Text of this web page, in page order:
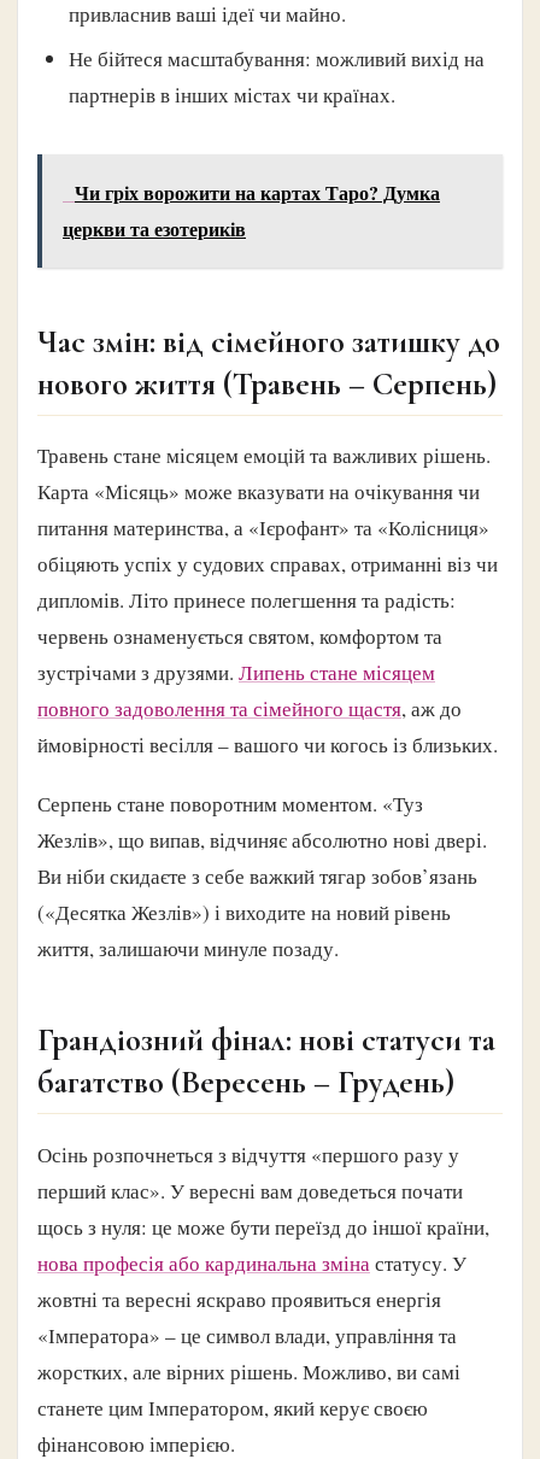
привласнив ваші ідеї чи майно.
Не бійтеся масштабування: можливий вихід на
партнерів в інших містах чи країнах.
Чи гріх ворожити на картах Таро? Думка
церкви та езотериків
Час змін: від сімейного затишку до
нового життя (Травень – Серпень)
Травень стане місяцем емоцій та важливих рішень.
Карта «Місяць» може вказувати на очікування чи
питання материнства, а «Ієрофант» та «Колісниця»
обіцяють успіх у судових справах, отриманні віз чи
дипломів. Літо принесе полегшення та радість:
червень ознаменується святом, комфортом та
зустрічами з друзями. Липень стане місяцем
повного задоволення та сімейного щастя, аж до
ймовірності весілля – вашого чи когось із близьких.
Серпень стане поворотним моментом. «Туз
Жезлів», що випав, відчиняє абсолютно нові двері.
Ви ніби скидаєте з себе важкий тягар зобов’язань
(«Десятка Жезлів») і виходите на новий рівень
життя, залишаючи минуле позаду.
Грандіозний фінал: нові статуси та
багатство (Вересень – Грудень)
Осінь розпочнеться з відчуття «першого разу у
перший клас». У вересні вам доведеться почати
щось з нуля: це може бути переїзд до іншої країни,
нова професія або кардинальна змінастатусу. У
жовтні та вересні яскраво проявиться енергія
«Імператора» – це символ влади, управління та
жорстких, але вірних рішень. Можливо, ви самі
станете цим Імператором, який керує своєю
фінансовою імперією.